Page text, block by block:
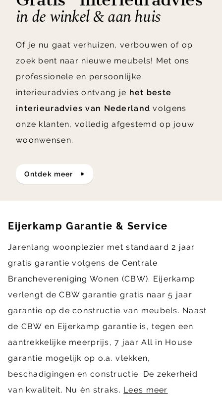
in de winkel & aan huis
Of je nu gaat verhuizen, verbouwen of op
zoek bent naar nieuwe meubels! Met ons
professionele en persoonlijke
interieuradvies ontvang je het beste
interieuradvies van Nederland volgens
onze klanten, volledig afgestemd op jouw
woonwensen.
ontdek meer
Eijerkamp Garantie & Service
Jarenlang woonplezier met standaard 2 jaar
gratis garantie volgens de Centrale
Branchevereniging Wonen (CBW). Eijerkamp
verlengt de CBW garantie gratis naar 5 jaar
garantie op de constructie van meubels. Naast
de CBW en Eijerkamp garantie is, tegen een
aantrekkelijke meerprijs, 7 jaar All in House
garantie mogelijk op o.a. vlekken,
beschadigingen en constructie. De zekerheid
van kwaliteit. Nu én straks. Lees meer